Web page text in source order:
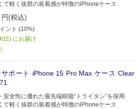
て軽く抜群の装着感が特徴のiPhoneケース
円(税込)
ント (10%)
日) にお届け
ポート iPhone 15 Pro Max ケース Clear
安全性に優れた最先端樹脂“トライタン”を採用
て軽く抜群の装着感が特徴のiPhoneケース